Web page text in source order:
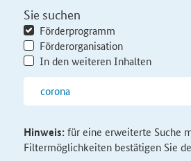
Sie suchen
Förderprogramm
Förderorganisation
In den weiteren Inhalten
Hinweis:für eine erweiterte Suche
Filtermöglichkeiten bestätigen Sie